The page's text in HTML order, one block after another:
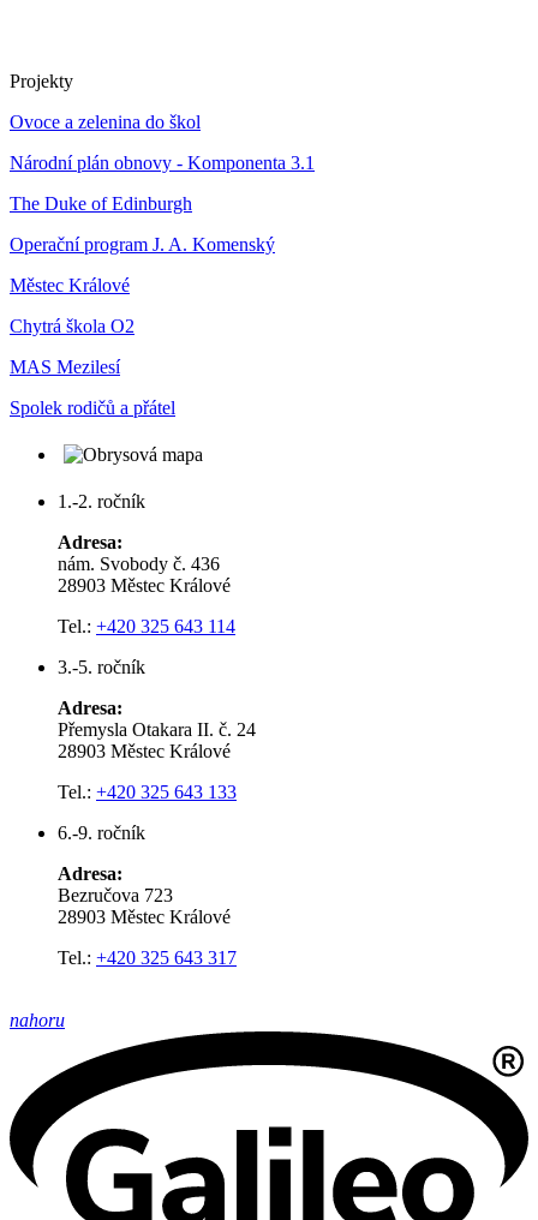
Projekty
Ovoce a zelenina do škol
Národní plán obnovy - Komponenta 3.1
The Duke of Edinburgh
Operační program J. A. Komenský
Městec Králové
Chytrá škola O2
MAS Mezilesí
Spolek rodičů a přátel
1.-2. ročník
Adresa:
nám. Svobody č. 436
28903 Městec Králové
Tel.: +420 325 643 114
3.-5. ročník
Adresa:
Přemysla Otakara II. č. 24
28903 Městec Králové
Tel.: +420 325 643 133
6.-9. ročník
Adresa:
Bezručova 723
28903 Městec Králové
Tel.: +420 325 643 317
nahoru